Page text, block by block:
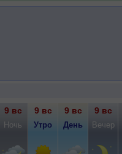
9 вс 9 вс 9 вс 9 вс
Ночь Утро День Вечер